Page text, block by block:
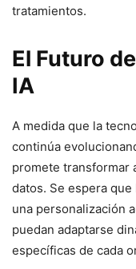
tratamientos.
El Futuro
IA
A medida que la
continúa
promete transformar
datos. Se espera
una personalización
puedan adaptarse
específicas de cada